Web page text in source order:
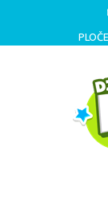
PLOČE